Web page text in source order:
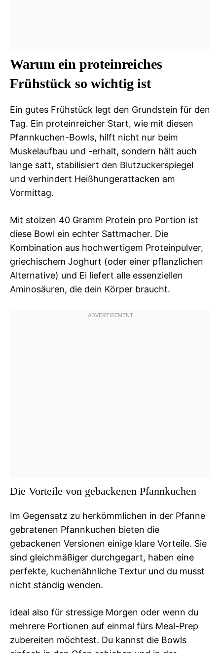
Warum ein proteinreiches
Frühstück so wichtig ist
Ein gutes Frühstück legt den Grundstein für den
Tag. Ein proteinreicher Start, wie mit diesen
Pfannkuchen-Bowls, hilft nicht nur beim
Muskelaufbau und -erhalt, sondern hält auch
lange satt, stabilisiert den Blutzuckerspiegel
und verhindert Heißhungerattacken am
Vormittag.
Mit stolzen 40 Gramm Protein pro Portion ist
diese Bowl ein echter Sattmacher. Die
Kombination aus hochwertigem Proteinpulver,
griechischem Joghurt (oder einer pflanzlichen
Alternative) und Ei liefert alle essenziellen
Aminosäuren, die dein Körper braucht.
Die Vorteile von gebackenen Pfannkuchen
Im Gegensatz zu herkömmlichen in der Pfanne
gebratenen Pfannkuchen bieten die
gebackenen Versionen einige klare Vorteile. Sie
sind gleichmäßiger durchgegart, haben eine
perfekte, kuchenähnliche Textur und du musst
nicht ständig wenden.
Ideal also für stressige Morgen oder wenn du
mehrere Portionen auf einmal fürs Meal-Prep
zubereiten möchtest. Du kannst die Bowls